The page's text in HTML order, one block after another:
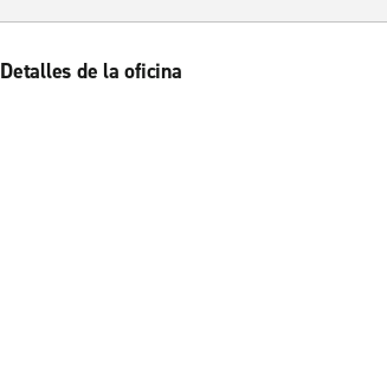
Detalles de la oficina